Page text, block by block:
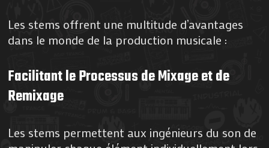
Les stems offrent une multitude d’avantages
dans le monde de la production musicale :
Facilitant le Processus de Mixage et de
Remixage
Les stems permettent aux ingénieurs du son de